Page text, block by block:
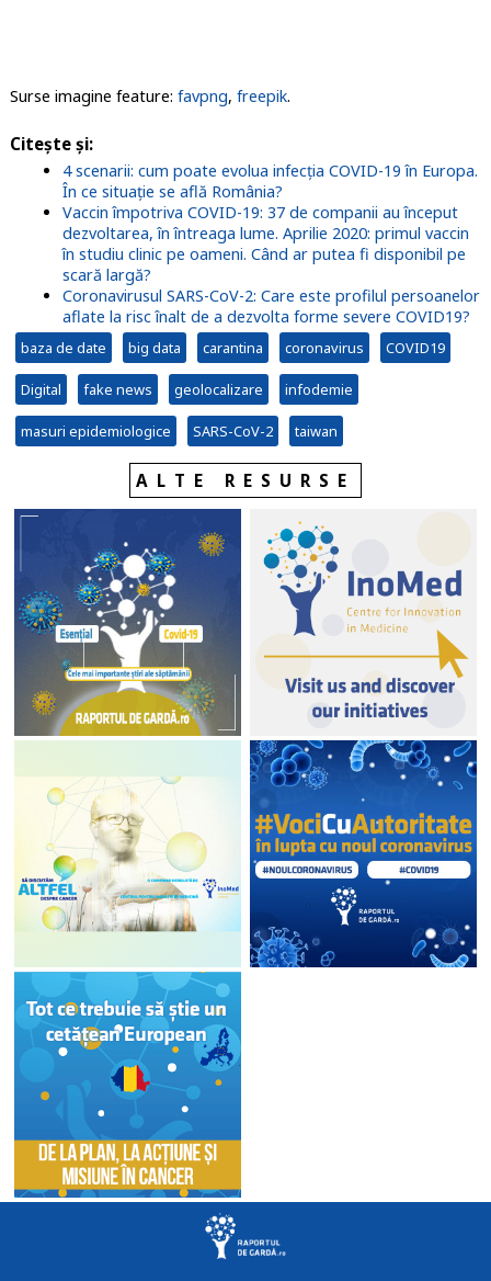
Surse imagine feature: favpng, freepik.
Citește și:
4 scenarii: cum poate evolua infecția COVID-19 în Europa.
În ce situație se află România?
Vaccin împotriva COVID-19: 37 de companii au început
dezvoltarea, în întreaga lume. Aprilie 2020: primul vaccin
în studiu clinic pe oameni. Când ar putea fi disponibil pe
scară largă?
Coronavirusul SARS-CoV-2: Care este profilul persoanelor
aflate la risc înalt de a dezvolta forme severe COVID19?
baza de date big data carantina coronavirus COVID19
Digital fake news geolocalizare infodemie
masuri epidemiologice SARS-CoV-2 taiwan
ALTE RESURSE